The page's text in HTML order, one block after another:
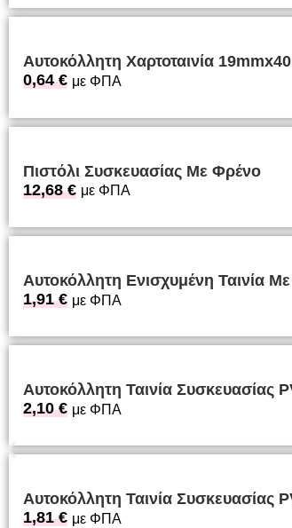
Αυτοκόλλητη Χαρτοταινία
0,64€ με ΦΠΑ
Πιστόλι Συσκευασίας Με Φρένο
12,68€ με ΦΠΑ
Αυτοκόλλητη Ενισχυμένη Ταινία
1,91€ με ΦΠΑ
Αυτοκόλλητη Ταινία Συσκευασίας
2,10€ με ΦΠΑ
Αυτοκόλλητη Ταινία Συσκευασίας
1,81€ με ΦΠΑ